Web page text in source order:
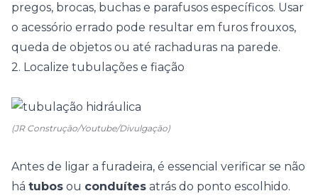
pregos, brocas, buchas e parafusos específicos. Usar
o acessório errado pode resultar em furos frouxos,
queda de objetos ou até rachaduras na parede.
2. Localize tubulações e fiação
(JR Construção/Youtube/Divulgação)
Antes de ligar a furadeira, é essencial verificar se não
há tubos ou conduítes atrás do ponto escolhido.